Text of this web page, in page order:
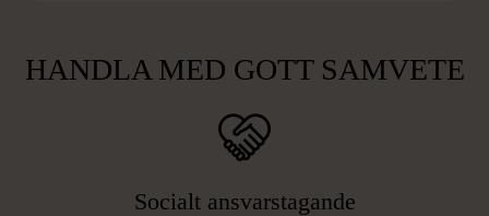
HANDLA MED GOTT SAMVETE
Socialt ansvarstagande